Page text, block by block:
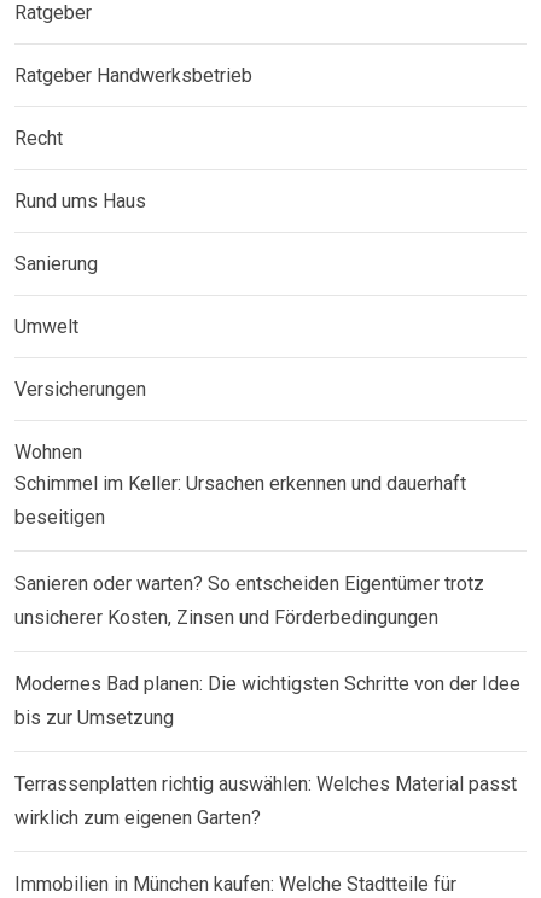
Ratgeber
Ratgeber Handwerksbetrieb
Recht
Rund ums Haus
Sanierung
Umwelt
Versicherungen
Wohnen
Schimmel im Keller: Ursachen erkennen und dauerhaft
beseitigen
Sanieren oder warten? So entscheiden Eigentümer trotz
unsicherer Kosten, Zinsen und Förderbedingungen
Modernes Bad planen: Die wichtigsten Schritte von der Idee
bis zur Umsetzung
Terrassenplatten richtig auswählen: Welches Material passt
wirklich zum eigenen Garten?
Immobilien in München kaufen: Welche Stadtteile für